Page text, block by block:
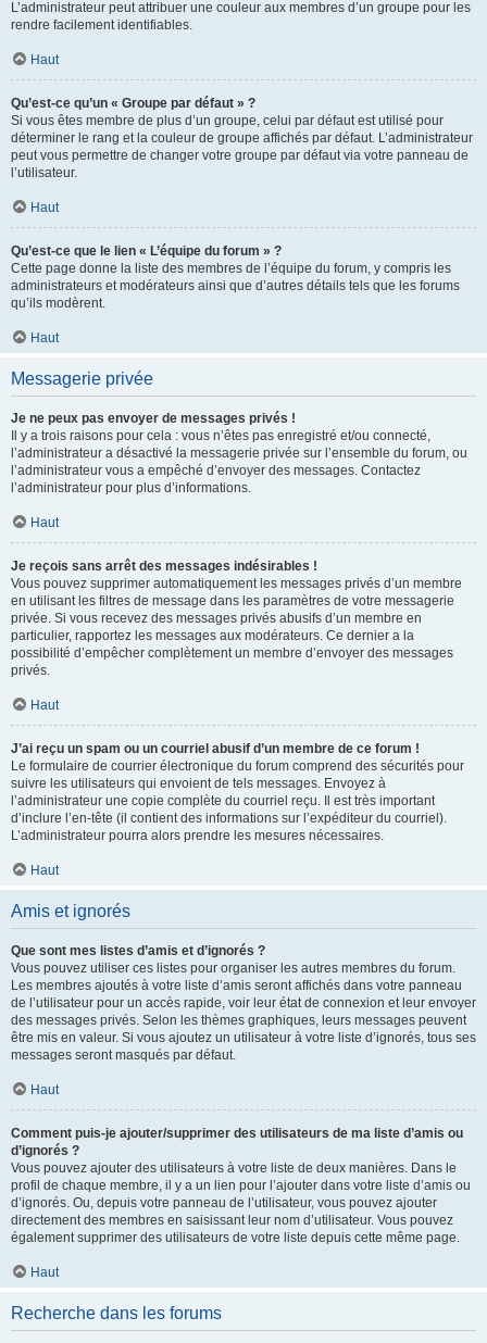
L’administrateur peut attribuer une couleur aux membres d’un groupe pour les
rendre facilement identifiables.
Haut
Qu’est-ce qu’un « Groupe par défaut » ?
Si vous êtes membre de plus d’un groupe, celui par défaut est utilisé pour
déterminer le rang et la couleur de groupe affichés par défaut. L’administrateur
peut vous permettre de changer votre groupe par défaut via votre panneau de
l’utilisateur.
Haut
Qu’est-ce que le lien « L’équipe du forum » ?
Cette page donne la liste des membres de l’équipe du forum, y compris les
administrateurs et modérateurs ainsi que d’autres détails tels que les forums
qu’ils modèrent.
Haut
Messagerie privée
Je ne peux pas envoyer de messages privés !
Il y a trois raisons pour cela : vous n’êtes pas enregistré et/ou connecté,
l’administrateur a désactivé la messagerie privée sur l’ensemble du forum, ou
l’administrateur vous a empêché d’envoyer des messages. Contactez
l’administrateur pour plus d’informations.
Haut
Je reçois sans arrêt des messages indésirables !
Vous pouvez supprimer automatiquement les messages privés d’un membre
en utilisant les filtres de message dans les paramètres de votre messagerie
privée. Si vous recevez des messages privés abusifs d’un membre en
particulier, rapportez les messages aux modérateurs. Ce dernier a la
possibilité d’empêcher complètement un membre d’envoyer des messages
privés.
Haut
J’ai reçu un spam ou un courriel abusif d’un membre de ce forum !
Le formulaire de courrier électronique du forum comprend des sécurités pour
suivre les utilisateurs qui envoient de tels messages. Envoyez à
l’administrateur une copie complète du courriel reçu. Il est très important
d’inclure l’en-tête (il contient des informations sur l’expéditeur du courriel).
L’administrateur pourra alors prendre les mesures nécessaires.
Haut
Amis et ignorés
Que sont mes listes d’amis et d’ignorés ?
Vous pouvez utiliser ces listes pour organiser les autres membres du forum.
Les membres ajoutés à votre liste d’amis seront affichés dans votre panneau
de l’utilisateur pour un accès rapide, voir leur état de connexion et leur envoyer
des messages privés. Selon les thèmes graphiques, leurs messages peuvent
être mis en valeur. Si vous ajoutez un utilisateur à votre liste d’ignorés, tous ses
messages seront masqués par défaut.
Haut
Comment puis-je ajouter/supprimer des utilisateurs de ma liste d’amis ou
d’ignorés ?
Vous pouvez ajouter des utilisateurs à votre liste de deux manières. Dans le
profil de chaque membre, il y a un lien pour l’ajouter dans votre liste d’amis ou
d’ignorés. Ou, depuis votre panneau de l’utilisateur, vous pouvez ajouter
directement des membres en saisissant leur nom d’utilisateur. Vous pouvez
également supprimer des utilisateurs de votre liste depuis cette même page.
Haut
Recherche dans les forums